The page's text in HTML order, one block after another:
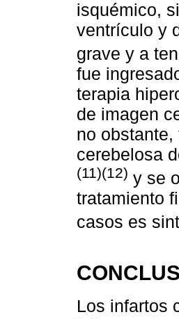
isquémico,
ventrículo y
grave y a
fue
terapia
de imagen
no
cerebelosa
(11)(12) y se
tratamiento
casos es
Los infartos